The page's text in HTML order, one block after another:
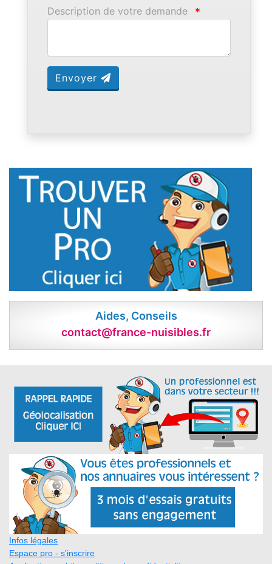
Description de votre demande *
Envoyer
Aides, Conseils
contact@france-nuisibles.fr
Infos légales
Espace pro - s'inscrire